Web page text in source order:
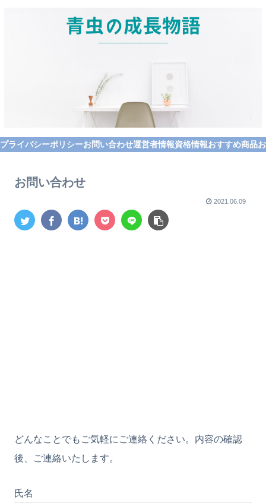
プライバシーポリシーお問い合わせ運営者情報資格情報おすすめ商品
お問い合わせ
2021.06.09
どんなことでもご気軽にご連絡ください。内容の確認
後、ご連絡いたします。
氏名